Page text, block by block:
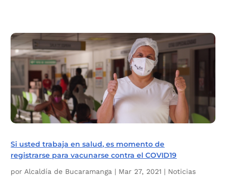
Si usted trabaja en salud, es momento de
registrarse para vacunarse contra el COVID19
porAlcaldía de Bucaramanga | Mar 27, 2021 | Noticias